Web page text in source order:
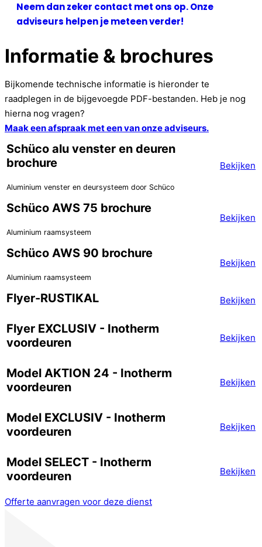
Neem dan zeker contact met ons op. Onze
adviseurs helpen je meteen verder!
Informatie & brochures
Bijkomende technische informatie is hieronder te
raadplegen in de bijgevoegde PDF-bestanden. Heb je nog
hierna nog vragen?
Maak een afspraak met een van onze adviseurs.
Schüco alu venster en deuren
brochure
Aluminium venster en deursysteem door Schüco
Bekijken
Schüco AWS 75 brochure
Aluminium raamsysteem
Bekijken
Schüco AWS 90 brochure
Aluminium raamsysteem
Bekijken
Flyer-RUSTIKAL Bekijken
Flyer EXCLUSIV - Inotherm
voordeuren
Bekijken
Model AKTION 24 - Inotherm
voordeuren
Bekijken
Model EXCLUSIV - Inotherm
voordeuren
Bekijken
Model SELECT - Inotherm
voordeuren
Bekijken
Offerte aanvragen voor deze dienst